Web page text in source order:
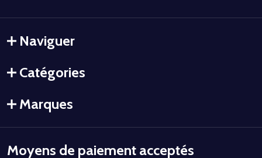
Naviguer
Catégories
Marques
Moyens de paiement acceptés